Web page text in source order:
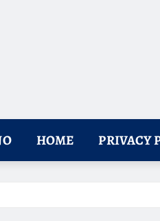
HOME PRIVACY